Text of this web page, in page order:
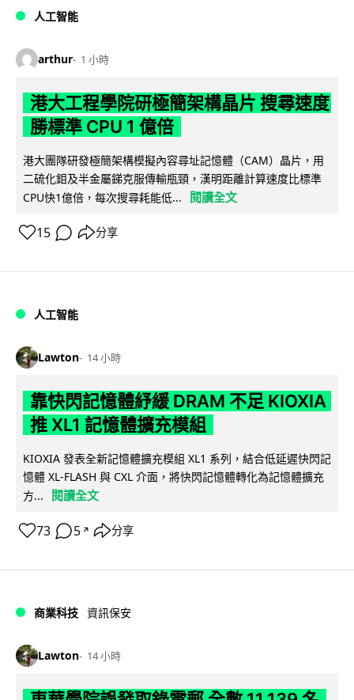
人工智能
arthur 1 小時
港大工程學院研極簡架構晶片 搜尋速度
勝標準 CPU 1 億倍
港大團隊研發極簡架構模擬內容尋址記憶體（CAM）晶片，用
二硫化鉬及半金屬銻克服傳輸瓶頸，漢明距離計算速度比標準
CPU快1億倍，每次搜尋耗能低...
閱讀全文
15 分享
人工智能
Lawton 14 小時
靠快閃記憶體紓緩 DRAM 不足 KIOXIA
推 XL1 記憶體擴充模組
KIOXIA 發表全新記憶體擴充模組 XL1 系列，結合低延遲快閃記
憶體 XL-FLASH 與 CXL 介面，將快閃記憶體轉化為記憶體擴充
方...
閱讀全文
73 5 ↗ 分享
商業科技 資訊保安
Lawton 14 小時